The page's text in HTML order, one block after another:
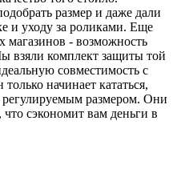
размер и даже дали
и уходу за роликами. Еще
- возможность
взяли комплект защиты той
совместимость с
начинает кататься,
размером. Они
сэкономит вам деньги в